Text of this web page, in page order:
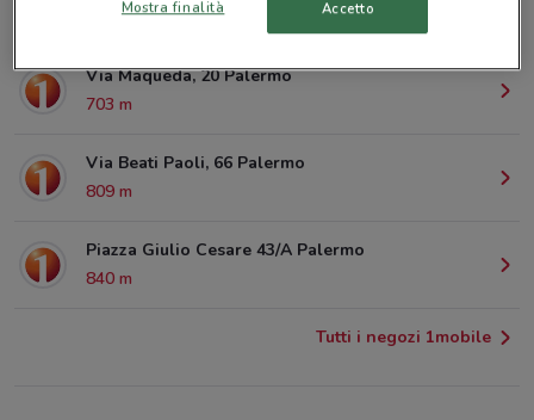
457 m
Via Maqueda, 20 Palermo
703 m
Via Beati Paoli, 66 Palermo
809 m
Piazza Giulio Cesare 43/A Palermo
840 m
Tutti i negozi 1mobile
Mostra finalità Accetto